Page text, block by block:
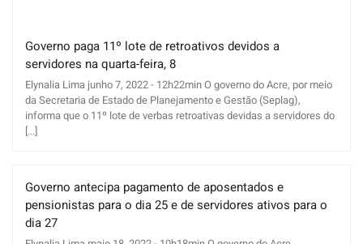
Governo paga 11º lote de retroativos devidos a
servidores na quarta-feira, 8
Elynalia Lima junho 7, 2022 - 12h22min O governo do Acre, por meio
da Secretaria de Estado de Planejamento e Gestão (Seplag),
informa que o 11º lote de verbas retroativas devidas a servidores do
[...]
Governo antecipa pagamento de aposentados e
pensionistas para o dia 25 e de servidores ativos para o
dia 27